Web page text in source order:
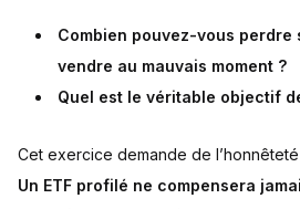
Combien pouvez-vous perdre
vendre au mauvais moment ?
Quel est le véritable objectif
Cet exercice demande de
Un ETF profilé ne compensera